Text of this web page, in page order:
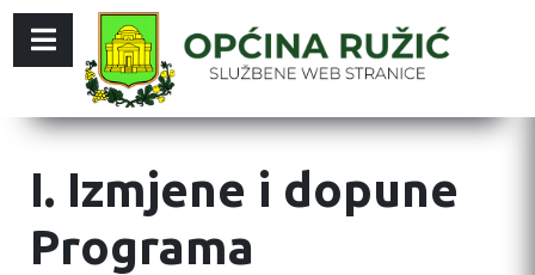
I. Izmjene i dopune
Programa